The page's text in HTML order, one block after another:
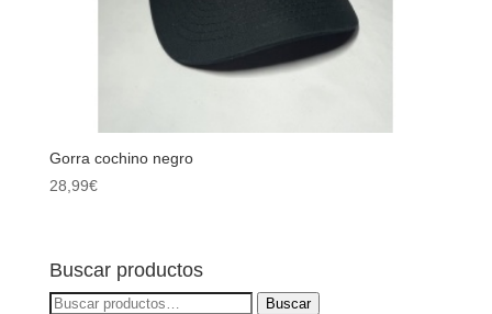
Gorra cochino negro
28,99€
Buscar productos
Buscar
Buscar